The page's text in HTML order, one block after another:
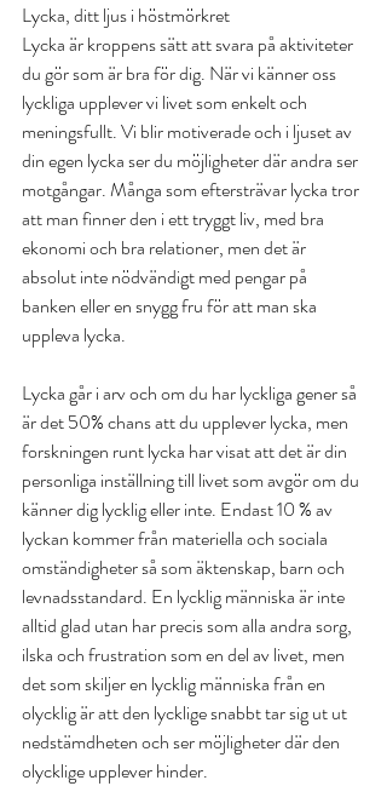
Lycka, ditt ljus i höstmörkret
Lycka är kroppens sätt att svara på aktiviteter
du gör som är bra för dig. När vi känner oss
lyckliga upplever vi livet som enkelt och
meningsfullt. Vi blir motiverade och i ljuset av
din egen lycka ser du möjligheter där andra ser
motgångar. Många som eftersträvar lycka tror
att man finner den i ett tryggt liv, med bra
ekonomi och bra relationer, men det är
absolut inte nödvändigt med pengar på
banken eller en snygg fru för att man ska
uppleva lycka.
Lycka går i arv och om du har lyckliga gener så
är det 50% chans att du upplever lycka, men
forskningen runt lycka har visat att det är din
personliga inställning till livet som avgör om du
känner dig lycklig eller inte. Endast 10 % av
lyckan kommer från materiella och sociala
omständigheter så som äktenskap, barn och
levnadsstandard. En lycklig människa är inte
alltid glad utan har precis som alla andra sorg,
ilska och frustration som en del av livet, men
det som skiljer en lycklig människa från en
olycklig är att den lycklige snabbt tar sig ut ut
nedstämdheten och ser möjligheter där den
olycklige upplever hinder.